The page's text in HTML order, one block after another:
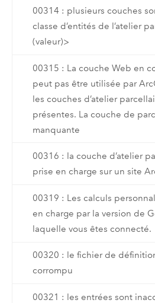
00314 : plusieurs couches
classe d’entités de l’atelier
(valeur)>
00315 : La couche Web en
peut pas être utilisée par
les couches d’atelier
présentes. La couche de
manquante
00316 : la couche d’atelier
prise en charge sur un site
00319 : Les calculs
en charge par la version de
laquelle vous êtes connecté.
00320 : le fichier de
corrompu
00321 : les entrées sont